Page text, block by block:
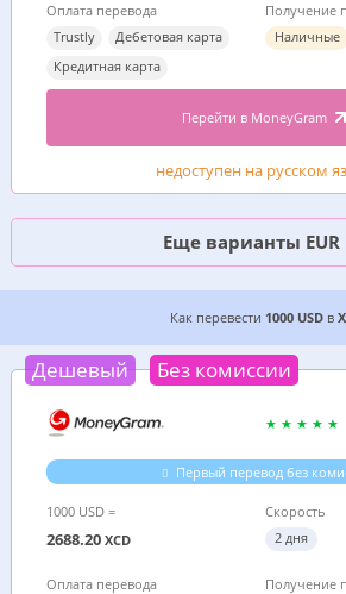
Оплата перевода
Trustly
Дебетовая карта
Кредитная карта
Получение
Наличные
Перейти в MoneyGram
недоступен на русском
Еще варианты EUR
2 ДЕШЕВЫХ ВАРИАНТА, ГДЕ
Как перевести 1000 USDв
Дешевый Без комиссии
Первый перевод без
1000 USD =
2688.20 XCD
Скорость
2 дня
Оплата перевода
Получение